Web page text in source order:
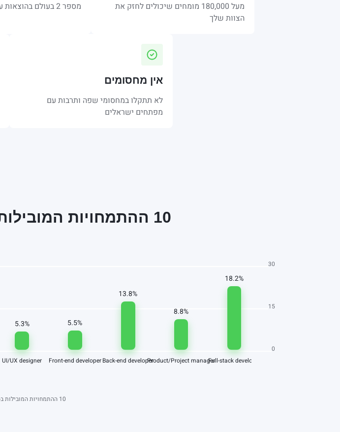
מעל 180,000 מומחים שיכולים לחזק את
הצוות שלך
מספר 2 בעולם בהוצאות על מו”פ לנפש
אין מחסומים
לא תתקלו במחסומי שפה ותרבות עם
מפתחים ישראלים
10 ההתמחויות המובילות ב-IT בישראל ב-2024
30
15
0
18.2%
Full-stack developer
8.8%
Product/Project manager
13.8%
Back-end developer
5.5%
Front-end developer
5.3%
UI/UX designer
10 ההתמחויות המובילות ב-IT בישראל ב-2024